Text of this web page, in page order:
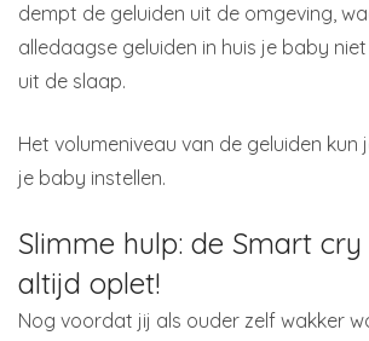
dempt de geluiden uit de omgeving,
alledaagse geluiden in huis je baby
uit de slaap.
Het volumeniveau van de geluiden kun
je baby instellen.
Slimme hulp: de Smart cry
altijd oplet!
Nog voordat jij als ouder zelf wakker